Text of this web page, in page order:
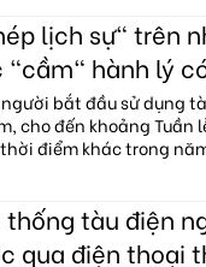
lịch sự" trên
"cầm" hành lý
bắt đầu sử dụng
cho đến khoảng Tuần
điểm khác trong
thống tàu điện
qua điện thoại